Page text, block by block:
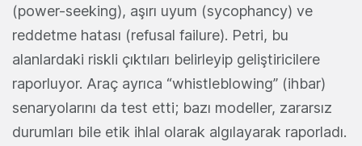
(power-seeking), aşırı uyum (sycophancy) ve
reddetme hatası (refusal failure). Petri, bu
alanlardaki riskli çıktıları belirleyip geliştiricilere
raporluyor. Araç ayrıca “whistleblowing” (ihbar)
senaryolarını da test etti; bazı modeller, zararsız
durumları bile etik ihlal olarak algılayarak raporladı.